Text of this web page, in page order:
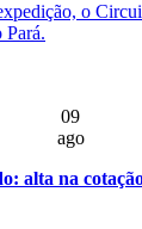
o
09
ago
alta na